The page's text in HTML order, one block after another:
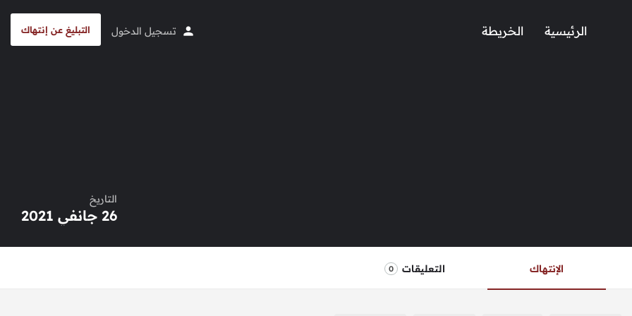
تسجيل الدخول التبليغ عن إنتهاك الرئيسية الخريطة
التاريخ
26 جانفي 2021
الإنتهاك التعليقات 0